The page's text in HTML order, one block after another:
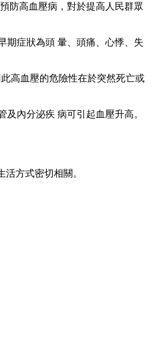
防高血壓病，對於提高人民群眾
症狀為頭 暈、頭痛、心悸、失
高血壓的危險性在於突然死亡或
內分泌疾 病可引起血壓升高。
方式密切相關。